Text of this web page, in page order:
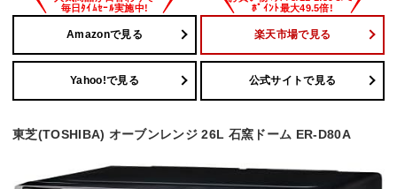
Amazonで見る 楽天市場で見る
Yahoo!で見る 公式サイトで見る
東芝(TOSHIBA) オーブンレンジ 26L 石窯ドーム ER-D80A